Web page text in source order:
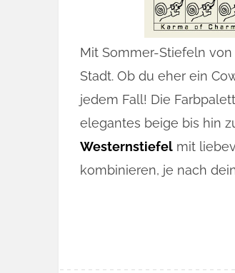
Mit Sommer-Stiefeln von
Stadt. Ob du eher ein
jedem Fall! Die
elegantes beige bis hin
Westernstiefel mit
kombinieren, je nach